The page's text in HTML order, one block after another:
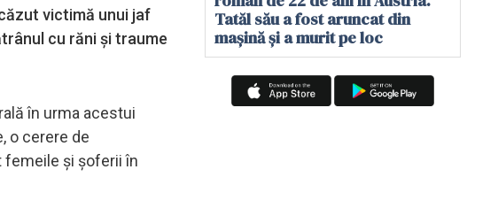
victimă unui jaf
cu răni și traume
în urma acestui
o cerere de
femeile și șoferii în
Tatăl său a fost aruncat din
mașină și a murit pe loc